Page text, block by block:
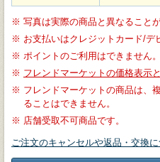
※ 写真は実際の商品と異なることが
※ お支払いはクレジットカード/デ
※ ポイントのご利用はできません。
※ フレンドマーケットの価格表示
※ フレンドマーケットの商品は、
ることはできません。
※ 店舗受取不可商品です。
ご注文のキャンセルや返品・交換